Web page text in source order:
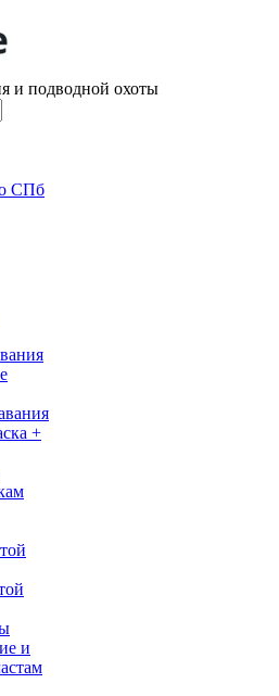
и подводной охоты
СПб
+
и